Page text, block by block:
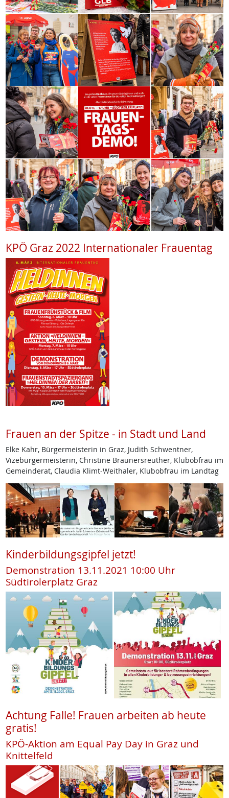
KPÖ Graz 2022 Internationaler Frauentag
Frauen an der Spitze - in Stadt und Land
Elke Kahr, Bürgermeisterin in Graz, Judith Schwentner,
Vizebürgermeisterin, Christine Braunersreuther, Klubobfrau im
Gemeinderat, Claudia Klimt-Weithaler, Klubobfrau im Landtag
Kinderbildungsgipfel jetzt!
Demonstration 13.11.2021 10:00 Uhr
Südtirolerplatz Graz
Achtung Falle! Frauen arbeiten ab heute
gratis!
KPÖ-Aktion am Equal Pay Day in Graz und
Knittelfeld